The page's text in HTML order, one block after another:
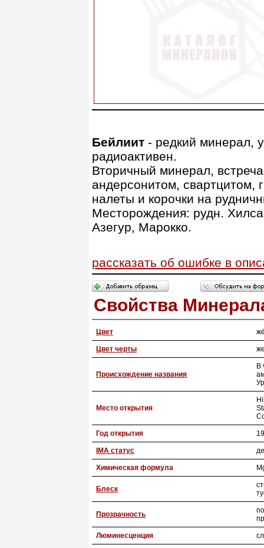
Бейлиит - редкий минерал,
радиоактивен.
Вторичный минерал,
андерсонитом, свартцитом,
налеты и корочки на
Месторождения: рудн.
Азегур, Марокко.
рассказать об ошибке в
Свойства
Цвет
Цвет черты
Происхождение названия
В
Место открытия
Год открытия
IMA статус
Химическая формула
Блеск
Прозрачность
Люминесценция